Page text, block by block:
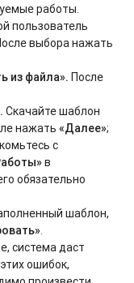
работы.
пользователь
выбора нажать
из файла». После
. Скачайте шаблон
нажать«Далее»;
с
» в
обязательно
шаблон,
.
система даст
ошибок,